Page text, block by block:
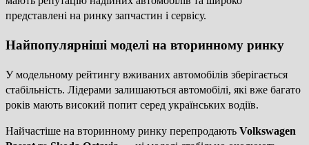
представлені на ринку запчастин і сервісу.
Найпопулярніші моделі на вторинному ринку
У модельному рейтингу вживаних автомобілів зберігається
стабільність. Лідерами залишаються автомобілі, які вже багато
років мають високий попит серед українських водіїв.
Найчастіше на вторинному ринку перепродають Volkswagen